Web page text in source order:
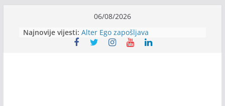
content
06/08/2026
Najnovije vijesti: Alter Ego zapošljava
Sjajna arhitektonska praksa u